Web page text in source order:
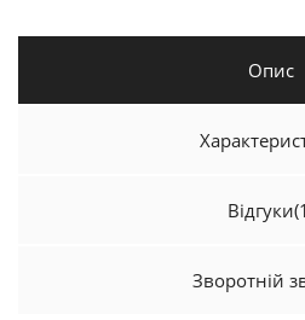
Опис
Відгуки
Зворотній